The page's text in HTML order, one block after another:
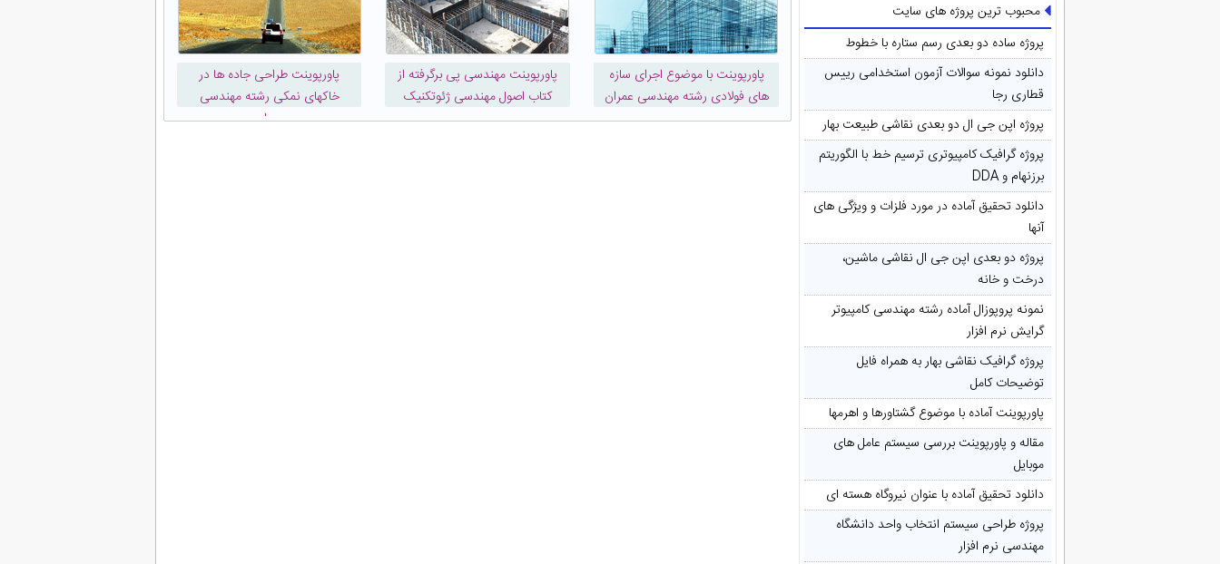
محبوب ترین پروژه های سایت
پروژه ساده دو بعدی رسم ستاره با خطوط
دانلود نمونه سوالات آزمون استخدامی رییس
قطاری رجا
پروژه اپن جی ال دو بعدی نقاشی طبیعت بهار
پروژه گرافیک کامپیوتری ترسیم خط با الگوریتم
برزنهام و DDA
دانلود تحقیق آماده در مورد فلزات و ویژگی های
آنها
پروژه دو بعدی اپن جی ال نقاشی ماشین،
درخت و خانه
نمونه پروپوزال آماده رشته مهندسی کامپیوتر
گرایش نرم افزار
پروژه گرافیک نقاشی بهار به همراه فایل
توضیحات کامل
پاورپوینت آماده با موضوع گشتاورها و اهرمها
مقاله و پاورپوینت بررسی سیستم عامل های
موبایل
دانلود تحقیق آماده با عنوان نیروگاه هسته ای
پروژه طراحی سیستم انتخاب واحد دانشگاه
مهندسی نرم افزار
پاورپوینت با موضوع اجرای سازه
های فولادی رشته مهندسی عمران
پاورپوینت مهندسی پی برگرفته از
کتاب اصول مهندسی ژئوتکنیک
پاورپوینت طراحی جاده ها در
خاکهای نمکی رشته مهندسی
عمران